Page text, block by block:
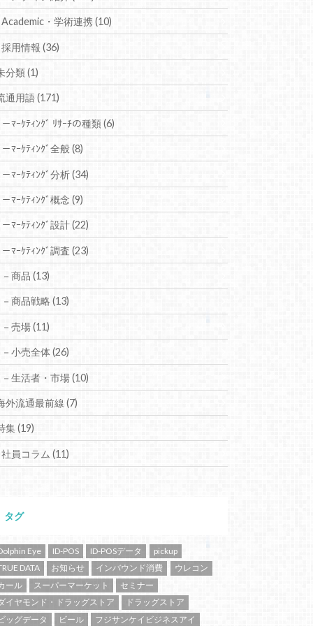
Academic・学術連携(10)
採用情報 (36)
分類(1)
通用語(171)
－ﾏｰｹﾃｨﾝｸﾞ ﾘｻｰﾁの種類(6)
－ﾏｰｹﾃｨﾝｸﾞ全般(8)
－ﾏｰｹﾃｨﾝｸﾞ分析(34)
－ﾏｰｹﾃｨﾝｸﾞ概念 (9)
－ﾏｰｹﾃｨﾝｸﾞ設計(22)
－ﾏｰｹﾃｨﾝｸﾞ調査 (23)
－商品 (13)
－商品戦略 (13)
－売場(11)
－小売全体(26)
－生活者・市場(10)
外流通最前線(7)
集(19)
社員コラム (11)
タグ
Eye ID-POS ID-POSデータ
pickup
DATA
お知らせ インバウンド消費
ウレコン
ール
スーパーマーケット
セミナー
イヤモンド・ドラッグストア
ドラッグストア
ッグデータ
ビール フジサンケイビジネスアイ